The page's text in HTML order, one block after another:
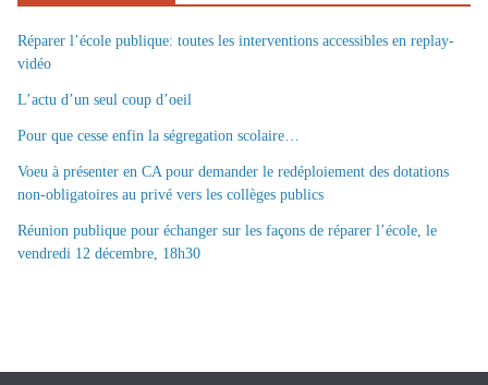
Réparer l’école publique: toutes les interventions accessibles en replay-
vidéo
L’actu d’un seul coup d’oeil
Pour que cesse enfin la ségregation scolaire…
Voeu à présenter en CA pour demander le redéploiement des dotations
non-obligatoires au privé vers les collèges publics
Réunion publique pour échanger sur les façons de réparer l’école, le
vendredi 12 décembre, 18h30